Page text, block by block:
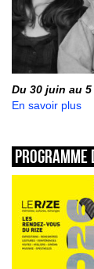
Du 30 juin au
En savoir plus
Programme